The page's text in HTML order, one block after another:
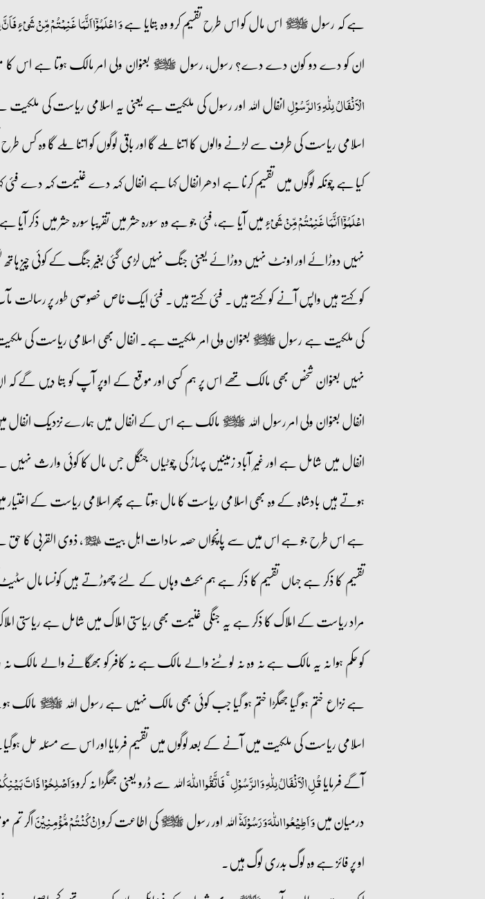
ہے کہ رسول صلى‌الله‌عليه‌وآله‌وسلم اس مال کو اس طرح تقسیم کرو وہ بتایا ہےوَ اعۡلَمُوۡۤا اَنَّمَا غَنِمۡتُمۡ مِّنۡ شَیۡءٍ
ان کو دے دو کون دے دے؟ رسول، رسول صلى‌الله‌عليه‌وآله‌وسلم بعنوان ولی امر مالک ہوتا ہے
الۡاَنۡفَالُ لِلّٰہِ وَ الرَّسُوۡلِانفال اللہ اور رسول کی ملکیت ہے یعنی یہ اسلامی ریاست کی
اسلامی ریاست کی طرف سے لڑنے والوں کا اتنا ملے گا اور باقی لوگوں کو اتنا ملے گا وہ کس
کیا ہے چونکہ لوگوں میں تقسیم کرنا ہے ادھر انفال کہا ہے انفال کہہ دے غنیمت کہہ دے
اعۡلَمُوۡۤا اَنَّمَا غَنِمۡتُمۡ مِّنۡ شَیۡءٍمیں آیا ہے، فئی جو ہے وہ سورہ حشر میں تقریبا سورہ حشر میں ذکر آیا ہے
نہیں دوڑائے اور اونٹ نہیں دوڑائے یعنی جنگ نہیں لڑی گئی بغیر جنگ کے کوئی چیز
کو کہتے ہیں واپس آنے کو کہتے ہیں۔ فئی کہتے ہیں۔ فئی ایک خاص خصوصی طور پر رسالت
کی ملکیت ہے رسول صلى‌الله‌عليه‌وآله‌وسلم بعنوان ولی امر ملکیت ہے۔ انفال بھی اسلامی ریاست کی
نہیں بعنوان شخص بھی مالک تھے اس پر ہم کسی اور موقع کے اوپر آپ کو بتا دیں گے
انفال بعنوان ولی امر رسول اللہ صلى‌الله‌عليه‌وآله‌وسلم مالک ہے اس کے انفال میں ہمارے نزدیک انفال
انفال میں شامل ہے اور غیر آباد زمینیں پہاڑ کی چوٹیاں جنگل جس مال کا کوئی
ہوتے ہیں بادشاہ کے وہ بھی اسلامی ریاست کا مال ہوتا ہے پھر اسلامی ریاست کے اختیار
ہے اس طرح جو ہے اس میں سے پانچواں حصہ سادات اہل بیت عليهم‌السلام، ذوی القربی کا
تقسیم کا ذکر ہے جہاں تقسیم کا ذکر ہے ہم بحث وہاں کے لئے چھوڑتے ہیں کونسا مال
مراد ریاست کے املاک کا ذکر ہے یہ جنگی غنیمت بھی ریاستی املاک میں شامل ہے ریاستی
کو حکم ہوا نہ یہ مالک ہے نہ وہ نہ لوٹنے والے مالک ہے نہ کافر کو بھگانے والے مالک نہ
ہے نزاع ختم ہو گیا جھگڑا ختم ہو گیا جب کوئی بھی مالک نہیں ہے رسول اللہ صلى‌الله‌عليه‌وآله‌وسلم مالک
اسلامی ریاست کی ملکیت میں آنے کے بعد لوگوں میں تقسیم فرمایا اور اس سے مسئلہ حل
آگے فرمایاقُلِ الۡاَنۡفَالُ لِلّٰہِ وَ الرَّسُوۡلِ ۚ فَاتَّقُوا اللّٰہَاللہ سے ڈرو یعنی جھگڑا نہ کرووَ اَصۡلِحُوۡا ذَاتَ
درمیان میںوَ اَطِیۡعُوا اللّٰہَ وَ رَسُوۡلَہٗۤاللہ اور رسول صلى‌الله‌عليه‌وآله‌وسلمکی اطاعت کرواِنۡ کُنۡتُمۡ مُّؤۡمِنِیۡنَاگر
او پر فائز ہے وہ لوگ بدری لوگ ہیں۔